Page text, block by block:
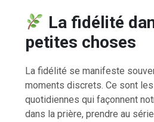
La fidélité
petites choses
La fidélité se manifeste
moments discrets. Ce sont
quotidiennes qui façonnent
dans la prière, prendre au